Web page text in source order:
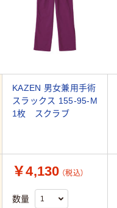
KAZEN 男女兼用手術
スラックス 155-95-M
1枚 スクラブ
￥4,130 （税込）
数量